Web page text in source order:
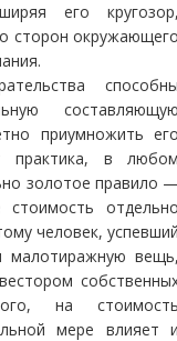
его
сторон
приумножить
практика, в
золотое правило
человек,
малотиражную
на
мере влияет